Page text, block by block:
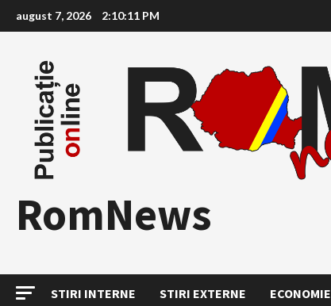
to
august 7, 2026 2:10:12 PM
RomNews
STIRI INTERNE STIRI EXTERNE ECONOMIE